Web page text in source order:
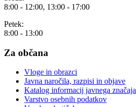
8:00 - 12:00, 13:00 - 17:00
Petek:
8:00 - 13:00
Za občana
Vloge in obrazci
Javna naročila, razpisi in objave
Katalog informacij javnega značaja
Varstvo osebnih podatkov